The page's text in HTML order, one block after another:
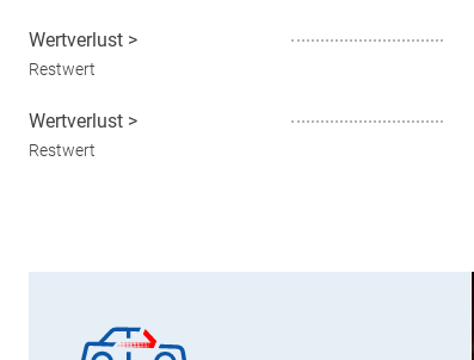
Wertverlust >
Restwert
Wertverlust >
Restwert